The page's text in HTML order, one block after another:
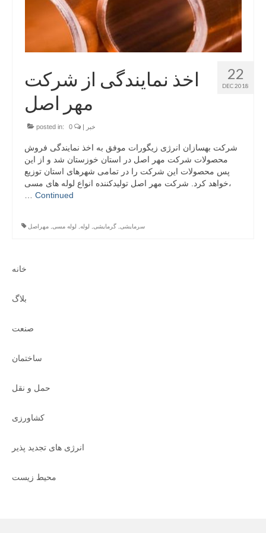
22
DEC 2018
اخذ نمایندگی از شرکت
مهر اصل
posted in: خبر |
شرکت بهسازان انرژی زیگورات موفق به اخذ نمایندگی فروش
محصولات شرکت مهر اصل در استان خوزستان شد و از این
پس محصولات این شرکت را در تمامی شهرهای استان توزیع
خواهد کرد. شرکت مهر اصل تولیدکننده انواع لوله های مسی،
Continued
سرمایشی گرمایشی لوله لوله مسی مهراصل
خانه
بلاگ
صنعت
ساختمان
حمل و نقل
کشاورزی
انرژی های تجدید پذیر
محیط زیست